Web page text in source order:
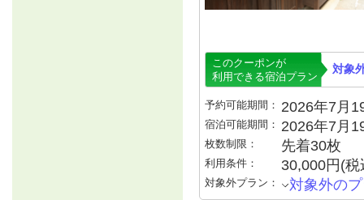
このクーポンが
利用できる宿泊プラン
対象
予約可能期間： 2026年7月
宿泊可能期間： 2026年7月
枚数制限： 先着30枚
利用条件： 30,000円(
対象外プラン： 対象外の